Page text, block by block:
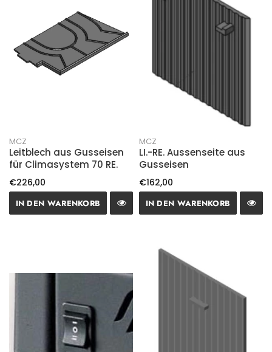
MCZ
Leitblech aus Gusseisen
für Climasystem 70 RE.
€226,00
IN DEN WARENKORB
MCZ
LI.-RE. Aussenseite aus
Gusseisen
€162,00
IN DEN WARENKORB